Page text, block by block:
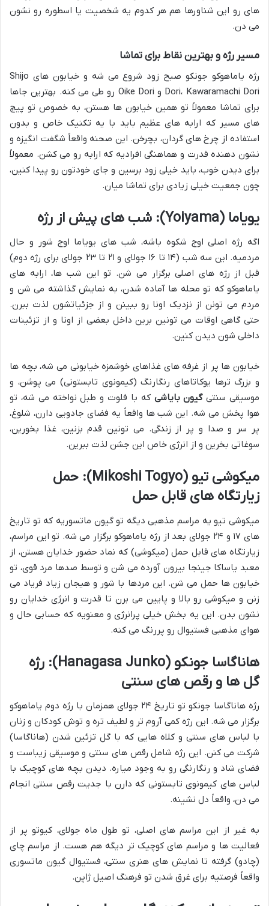
های رو این شناورها هم هر کدوم یه شخصیت یا اسطوره رو نشون
می دن.
مسیر رژه و بهترین نقاط برای تماشا
رژه یاماهوکو جونکو صبح زود شروع می شه و خیابون های Shijo
Dori، Kawaramachi Dori و Oike Dori رو طی می کنه. بهترین جاها
برای تماشا معمولاً تو همین خیابون ها هستن، به خصوص تو پیچ
های مسیر که ارابه های عظیم باید با یه تکنیک خاص و بدون
استفاده از چرخ های گردان، بچرخن. این صحنه واقعاً شگفت انگیزه و
نشون دهنده قدرت و هماهنگی افرادیه که ارابه رو می کشن. معمولاً
برای دیدن خوب، باید خیلی زود برسین و جای خودتون رو پیدا کنین،
چون جمعیت خیلی زیادی برای تماشا میان.
یویاما (Yoiyama): شب های پیش از رژه
اگه رژه اصلی اوج شکوه باشه، شب های یویاما اوج شور و حال
مردمیه. این سه شب (۱۴ تا ۱۶ جولای و ۲۱ تا ۲۳ جولای برای رژه دوم)
قبل از رژه های اصلی برگزار می شن. تو این شب ها، ارابه های
یاماهوکو که تو محله ها آماده شدن، به نمایش گذاشته می شن و
مردم می تونن از نزدیک اونا رو ببینن و از جزئیاتشون لذت ببرن.
حتی گاهی اوقات می تونین برین داخل بعضی از اونا و از تزئینات
داخلی شون دیدن کنین.
خیابون ها پر از غرفه های غذاهای خوشمزه خیابونی می شه، بچه ها
و بزرگ ترها یوکاتاهای رنگارنگ (کیمونوی تابستونی) می پوشن، و
موسیقی سنتیگیون بایاشی که با فلوت و طبل نواخته می شه، تو
هوا پخش می شه. این شب ها واقعاً یه فضای جادویی دارن، شلوغ،
پر سر و صدا و پر از زندگی. می تونین قدم بزنین، غذا بخورین،
سوغاتی بخرین و از انرژی خاص این جشن لذت ببرین.
میکوشی تیو (Mikoshi Togyo): حمل
زیارتگاه های قابل حمل
میکوشی تیو یه مراسم مذهبی دیگه تو گیون ماتسوریه که تو تاریخ
های ۱۷ و ۲۴ جولای بعد از رژه یاماهوکو برگزار می شه. تو این مراسم،
زیارتگاه های قابل حمل (میکوشی) که نماد حضور خدایان هستن، از
معبد یاساکا جینجا بیرون آورده می شن و توسط صدها مرد قوی، تو
خیابون ها حمل می شن. این مردها با شور و هیجان زیاد فریاد می
زنن و میکوشی رو بالا و پایین می برن تا قدرت و انرژی خدایان رو
نشون بدن. این یه بخش خیلی پرانرژی و معنویه که حسابی حال و
هوای مذهبی فستیوال رو پررنگ می کنه.
هاناگاسا جونکو (Hanagasa Junko): رژه
گل ها و رقص های سنتی
رژه هاناگاسا جونکو تو تاریخ ۲۴ جولای همزمان با رژه دوم یاماهوکو
برگزار می شه. این رژه کمی آروم تر و لطیف تره و توش کودکان و زنان
با لباس های سنتی و کلاه هایی که با گل تزئین شدن (هاناگاسا)
شرکت می کنن. این رژه شامل رقص های سنتی و موسیقی زیباست و
فضای شاد و رنگارنگی رو به وجود میاره. دیدن بچه های کوچیک با
لباس های کیمونوی تابستونی که دارن با جدیت رقص سنتی انجام
می دن، واقعاً دل نشینه.
به غیر از این مراسم های اصلی، تو طول ماه جولای، کیوتو پر از
فعالیت ها و مراسم های کوچیک تر دیگه هم هست. از مراسم چای
(چادو) گرفته تا نمایش های هنری سنتی، فستیوال گیون ماتسوری
واقعاً فرصتیه برای غرق شدن تو فرهنگ اصیل ژاپن.